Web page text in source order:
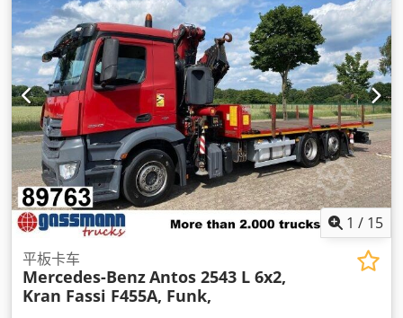
1 / 15
平板卡车
Mercedes-BenzAntos 2543 L 6x2,
Kran Fassi F455A, Funk,